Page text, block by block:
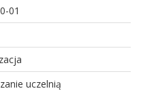
01
uczelnią